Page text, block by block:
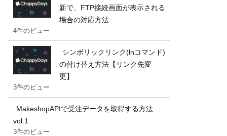
新で、FTP接続画面が表示される
場合の対応方法
4件のビュー
シンボリックリンク(lnコマンド)
の付け替え方法【リンク先変
更】
3件のビュー
MakeshopAPIで受注データを取得する方法
vol.1
3件のビュー